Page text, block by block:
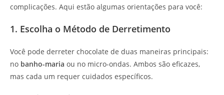
complicações. Aqui estão algumas orientações para você:
1. Escolha o Método de Derretimento
Você pode derreter chocolate de duas maneiras principais:
no banho-maria ou no micro-ondas. Ambos são eficazes,
mas cada um requer cuidados específicos.